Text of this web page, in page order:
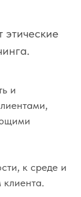
этические
и
к среде и